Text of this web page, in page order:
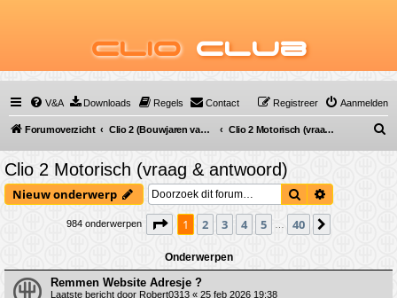
Clio Club
V&A Downloads Regels Contact Aanmelden
Registreer
Forumoverzicht Clio 2 (Bouwjaren van 1998 tot 2009) Clio 2 Motorisch (vraag & antwoord)
o
Clio 2 Motorisch (vraag & antwoord)
Nieuw onderwerp Zoek
984 onderwerpen Pagina van40
1 2 3 4 5 40
Onderwerpen
Remmen Website Adresje ?
Laatste bericht door Robert0313 « 25 feb 2026 19:38